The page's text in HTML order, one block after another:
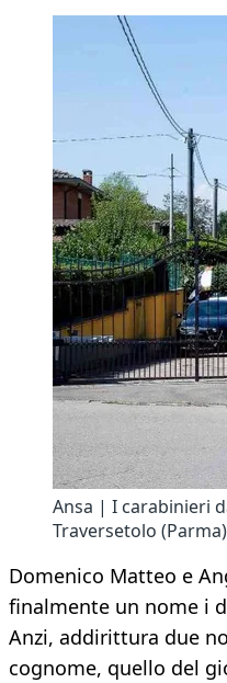
Ansa | I carabinieri
Traversetolo (Parma)
Domenico Matteo e
finalmente un nome i
Anzi, addirittura due
cognome, quello del